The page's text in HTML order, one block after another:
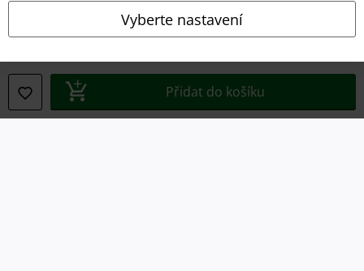
Vyberte nastavení
Přidat do košíku
Informace o přístupnosti
Nastavení souborů cookie
Odstoupení od smlouvy